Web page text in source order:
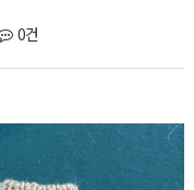
0건